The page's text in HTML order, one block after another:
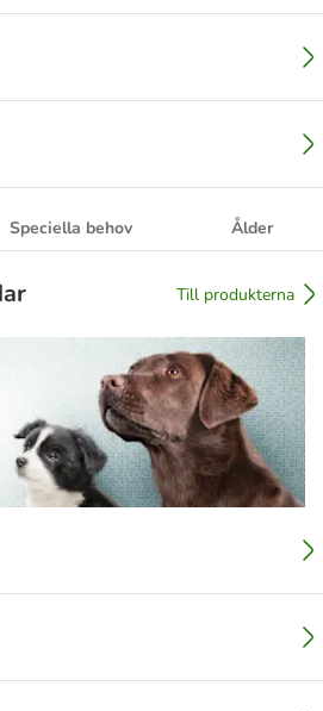
Speciella behov Ålder
Till produkterna